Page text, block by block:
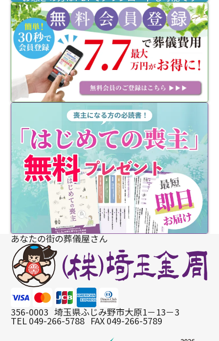
あなたの街の葬儀屋さん
356-0003 埼玉県ふじみ野市大原1－13－3
TEL 049-266-5788 FAX 049-266-5789